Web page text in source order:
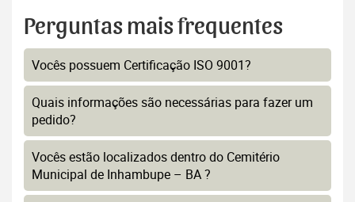
Perguntas mais frequentes
Vocês possuem Certificação ISO 9001?
Quais informações são necessárias para fazer um
pedido?
Vocês estão localizados dentro do Cemitério
Municipal de Inhambupe – BA ?